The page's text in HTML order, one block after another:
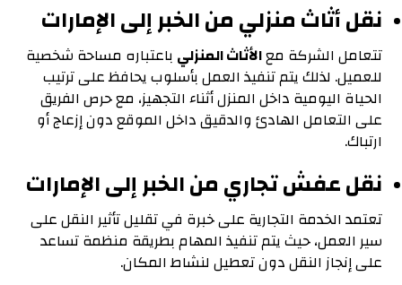
نقل أثاث منزلي من الخبر إلى الإمارات
تتعامل الشركة معالأثاث المنزلي باعتباره مساحة شخصية
للعميل. لذلك يتم تنفيذ العمل بأسلوب يحافظ على ترتيب
الحياة اليومية داخل المنزل أثناء التجهيز، مع حرص الفريق
على التعامل الهادئ والدقيق داخل الموقع دون إزعاج أو
ارتباك.
نقل عفش تجاري من الخبر إلى الإمارات
تعتمد الخدمة التجارية على خبرة في تقليل تأثير النقل على
سير العمل، حيث يتم تنفيذ المهام بطريقة منظمة تساعد
على إنجاز النقل دون تعطيل لنشاط المكان.